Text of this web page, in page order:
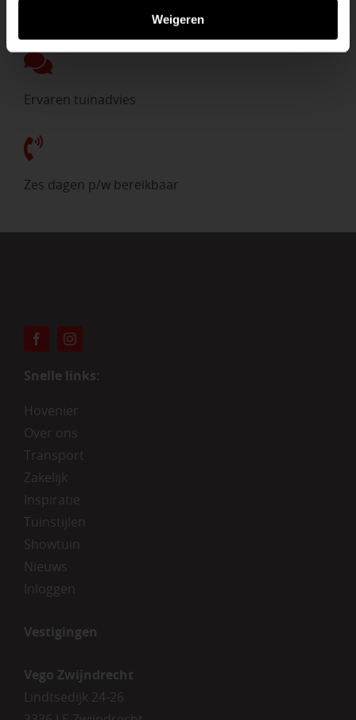
Weigeren
Ervaren tuinadvies
Zes dagen p/w bereikbaar
Snelle links:
Hovenier
Over ons
Transport
Zakelijk
Inspiratie
Tuinstijlen
Showtuin
Nieuws
Inloggen
Vestigingen
Vego Zwijndrecht
Lindtsedijk 24-26